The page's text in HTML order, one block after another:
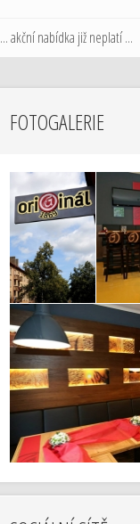
... akční nabídka již neplatí ...
FOTOGALERIE